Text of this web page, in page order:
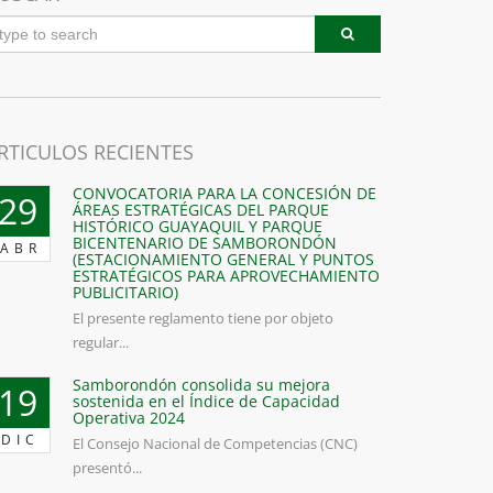
RECIENTES
ABR
CONVOCATORIA PARA LA CONCESIÓN DE
ÁREAS ESTRATÉGICAS DEL PARQUE
HISTÓRICO GUAYAQUIL Y PARQUE
BICENTENARIO DE SAMBORONDÓN
(ESTACIONAMIENTO GENERAL Y PUNTOS
ESTRATÉGICOS PARA APROVECHAMIENTO
PUBLICITARIO)
El presente reglamento tiene por objeto
regular...
DIC
Samborondón consolida su mejora
sostenida en el Índice de Capacidad
Operativa 2024
El Consejo Nacional de Competencias (CNC)
presentó...